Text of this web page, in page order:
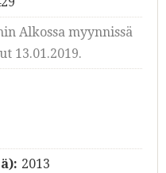
Alkossa myynnissä
13.01.2019.
2013